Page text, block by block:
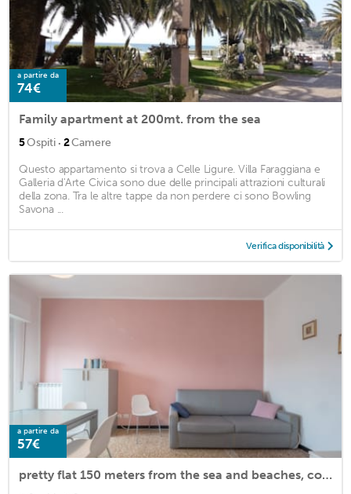
a partire da
74€
Family apartment at 200mt. from the sea
5Ospiti · 2Camere
Questo appartamento si trova a Celle Ligure. Villa Faraggiana e
Galleria d'Arte Civica sono due delle principali attrazioni culturali
della zona. Tra le altre tappe da non perdere ci sono Bowling
Savona ...
Verifica disponibilità
a partire da
57€
pretty flat 150 meters from the sea and beaches, cozy seaview balcony